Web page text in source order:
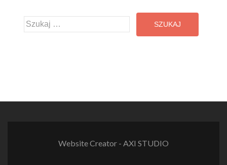
Szukaj:
Website Creator - AXI STUDIO